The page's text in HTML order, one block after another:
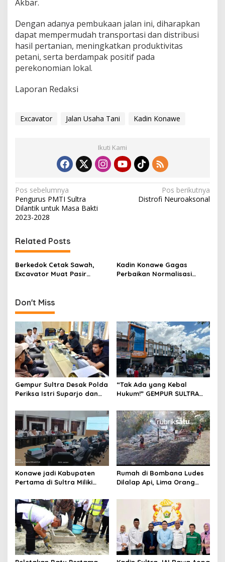
Akbar.
Dengan adanya pembukaan jalan ini, diharapkan
dapat mempermudah transportasi dan distribusi
hasil pertanian, meningkatkan produktivitas
petani, serta berdampak positif pada
perekonomian lokal.
Laporan Redaksi
Excavator Jalan Usaha Tani Kadin Konawe
Ikuti Kami
N
a
v
i
g
a
s
p
o
s
Pos sebelumnya
Pengurus PMTI Sultra
Dilantik untuk Masa Bakti
2023-2028
Pos berikutnya
Distrofi Neuroaksonal
Related Posts
Berkedok Cetak Sawah,
Excavator Muat Pasir
Kadin Konawe Gagas
Perbaikan Normalisasi
Don't Miss
Gempur Sultra Desak Polda
Periksa Istri Suparjo dan
Kasus Tambang Ilegal
“Tak Ada yang Kebal
Hukum!” GEMPUR SULTRA
Tanawali dan PT
Tadisangka, Siap Kuasai
Lahan Puuwatu
Konawe jadi Kabupaten
Pertama di Sultra Miliki
Digital, DPRD Restui
Anggaran Rp200 Juta
Rumah di Bombana Ludes
Dilalap Api, Lima Orang
Dunia